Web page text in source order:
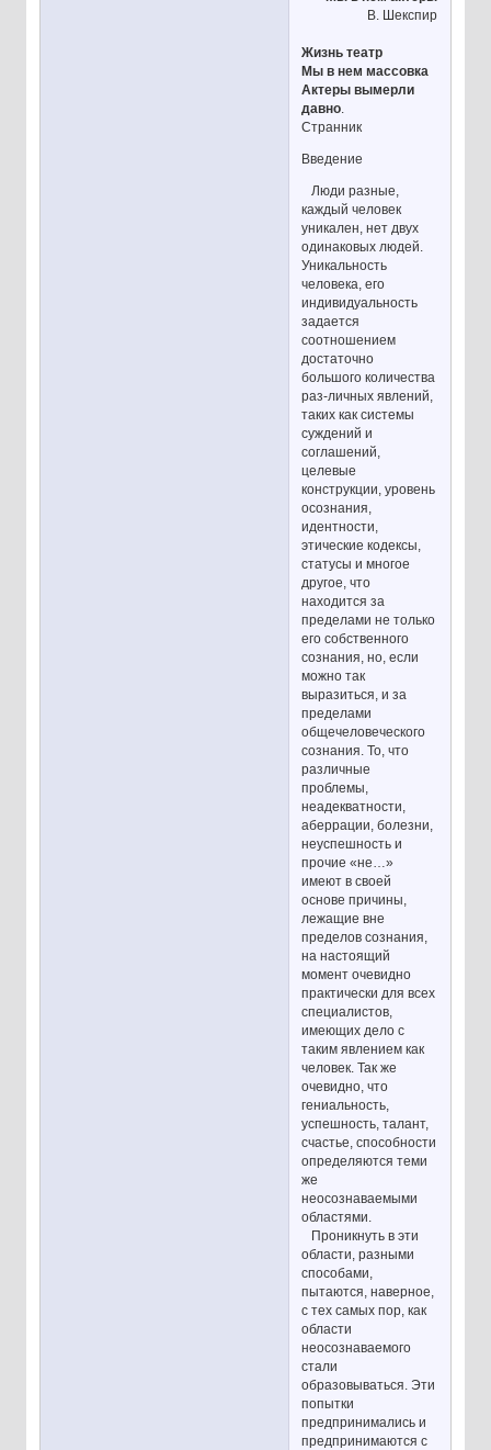
В. Шекспир
Жизнь театр
Мы в нем массовка
Актеры вымерли
давно.
Странник
Введение
Люди разные,
каждый человек
уникален, нет двух
одинаковых людей.
Уникальность
человека, его
индивидуальность
задается
соотношением
достаточно
большого количества
раз-личных явлений,
таких как системы
суждений и
соглашений,
целевые
конструкции, уровень
осознания,
идентности,
этические кодексы,
статусы и многое
другое, что
находится за
пределами не только
его собственного
сознания, но, если
можно так
выразиться, и за
пределами
общечеловеческого
сознания. То, что
различные
проблемы,
неадекватности,
аберрации, болезни,
неуспешность и
прочие «не…»
имеют в своей
основе причины,
лежащие вне
пределов сознания,
на настоящий
момент очевидно
практически для всех
специалистов,
имеющих дело с
таким явлением как
человек. Так же
очевидно, что
гениальность,
успешность, талант,
счастье, способности
определяются теми
же
неосознаваемыми
областями.
Проникнуть в эти
области, разными
способами,
пытаются, наверное,
с тех самых пор, как
области
неосознаваемого
стали
образовываться. Эти
попытки
предпринимались и
предпринимаются с